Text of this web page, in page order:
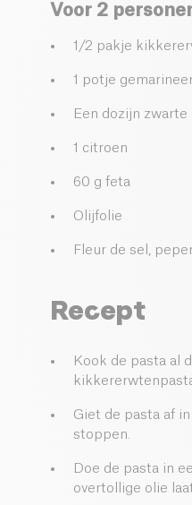
Voor 2
1/2 pakje
1 potje
Een dozijn zwarte
1 citroen
60 g feta
Olijfolie
Fleur de sel,
Recept
Kook de pasta al
Giet de pasta af
stoppen.
Doe de pasta in
overtollige olie